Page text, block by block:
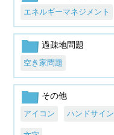
エネルギーマネジメント
過疎地問題
空き家問題
その他
アイコン ハンドサイン